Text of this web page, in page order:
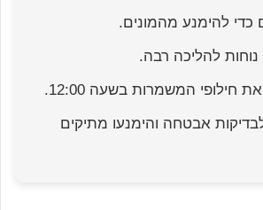
כדי להימנע מהמונים.
נוחות להליכה רבה.
חילופי המשמרות בשעה 12:00.
אבטחה והימנעו מתיקים